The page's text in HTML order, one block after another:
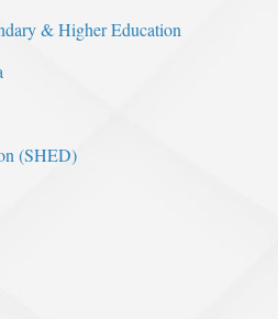
& Higher Education
(SHED)